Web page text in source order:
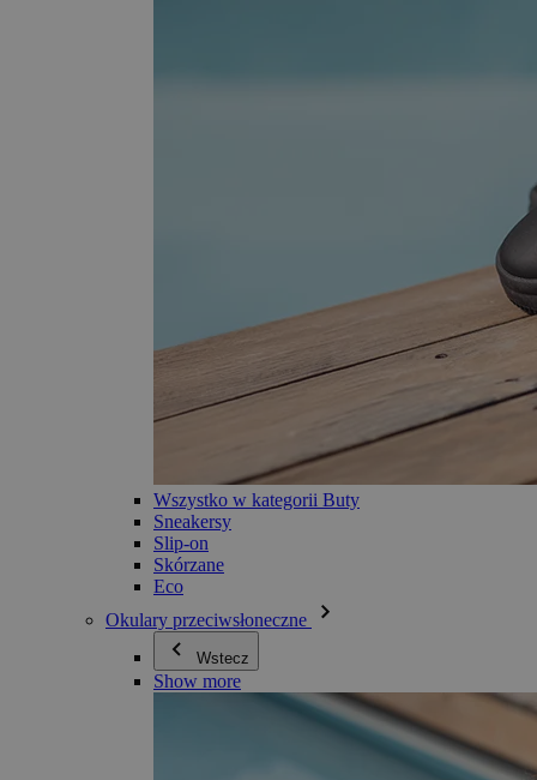
Wszystko w kategorii Buty
Sneakersy
Slip-on
Skórzane
Eco
Okulary przeciwsłoneczne
Wstecz
Show more